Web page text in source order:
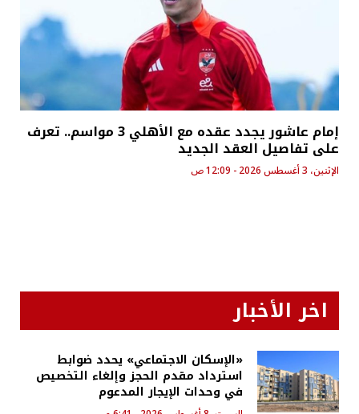
إمام عاشور يجدد عقده مع الأهلي 3 مواسم.. تعرف
على تفاصيل العقد الجديد
الإثنين، 3 أغسطس 2026 - 12:09 ص
اخر الأخبار
«الإسكان الاجتماعي» يحدد ضوابط
استرداد مقدم الحجز وإلغاء التخصيص
في وحدات الإيجار المدعوم